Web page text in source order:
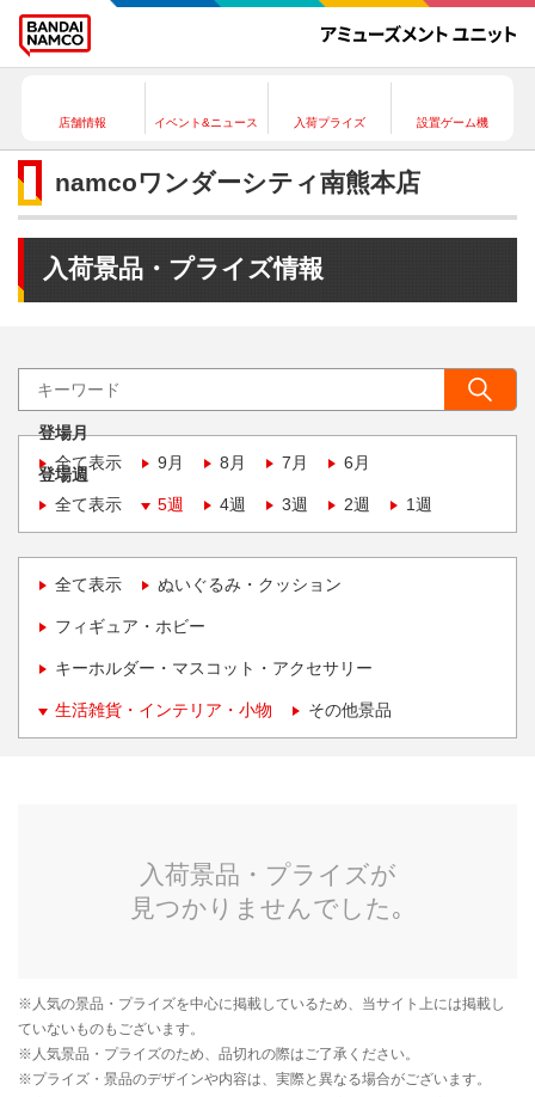
店舗情報 イベント&ニュース 入荷プライズ 設置ゲーム機
namcoワンダーシティ南熊本店
入荷景品・プライズ情報
登場月
全て表示
9月 8月 7月 6月
登場週
全て表示
5週 4週 3週 2週 1週
全て表示 ぬいぐるみ・クッション
フィギュア・ホビー
キーホルダー・マスコット・アクセサリー
生活雑貨・インテリア・小物 その他景品